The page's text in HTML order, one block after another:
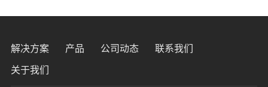
解决方案 产品 公司动态 联系我们
关于我们